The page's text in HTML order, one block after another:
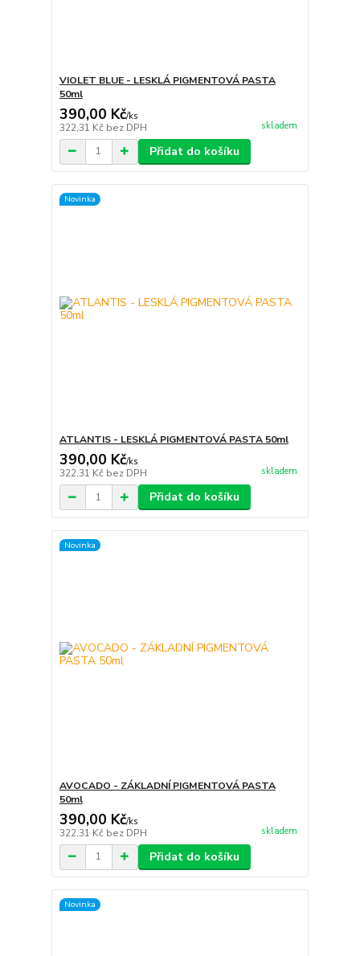
VIOLET BLUE - LESKLÁ PIGMENTOVÁ PASTA
50ml
390,00 Kč/ks
322,31 Kč bez DPH skladem
Přidat do košíku
Novinka
ATLANTIS - LESKLÁ PIGMENTOVÁ PASTA 50ml
390,00 Kč/ks
322,31 Kč bez DPH skladem
Přidat do košíku
Novinka
AVOCADO - ZÁKLADNÍ PIGMENTOVÁ PASTA
50ml
390,00 Kč/ks
322,31 Kč bez DPH skladem
Přidat do košíku
Novinka